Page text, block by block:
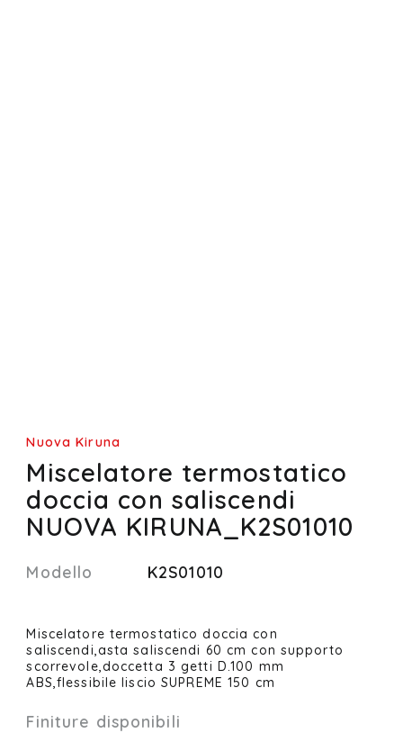
Nuova Kiruna
Miscelatore termostatico
doccia con saliscendi
NUOVA KIRUNA_K2S01010
Modello K2S01010
Miscelatore termostatico doccia con
saliscendi,asta saliscendi 60 cm con supporto
scorrevole,doccetta 3 getti D.100 mm
ABS,flessibile liscio SUPREME 150 cm
Finiture disponibili